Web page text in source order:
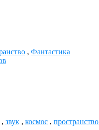
, Фантастика
, звук , космос , пространство